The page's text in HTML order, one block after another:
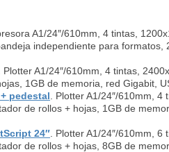
A1/24″/610mm, 4 tintas,
independiente para formatos,
. Plotter A1/24″/610mm, 4 tintas,
1GB de memoria, red Gigabit,
pedestal . Plotter A1/24″/610mm,
de rollos + hojas, 1GB de
24″ . Plotter A1/24″/610mm,
de rollos + hojas, 8GB de